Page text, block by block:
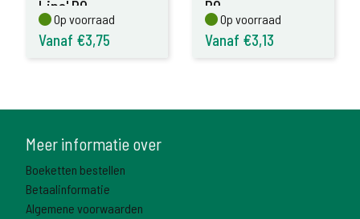
Lips' P9
Op voorraad
Op voorraad
Vanaf €3,75
P9
Op voorraad
Op voorraad
Vanaf €3,13
Meer informatie over
Boeketten bestellen
Betaalinformatie
Algemene voorwaarden